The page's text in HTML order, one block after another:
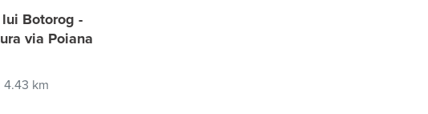
Botorog -
via Poiana
4.43 km